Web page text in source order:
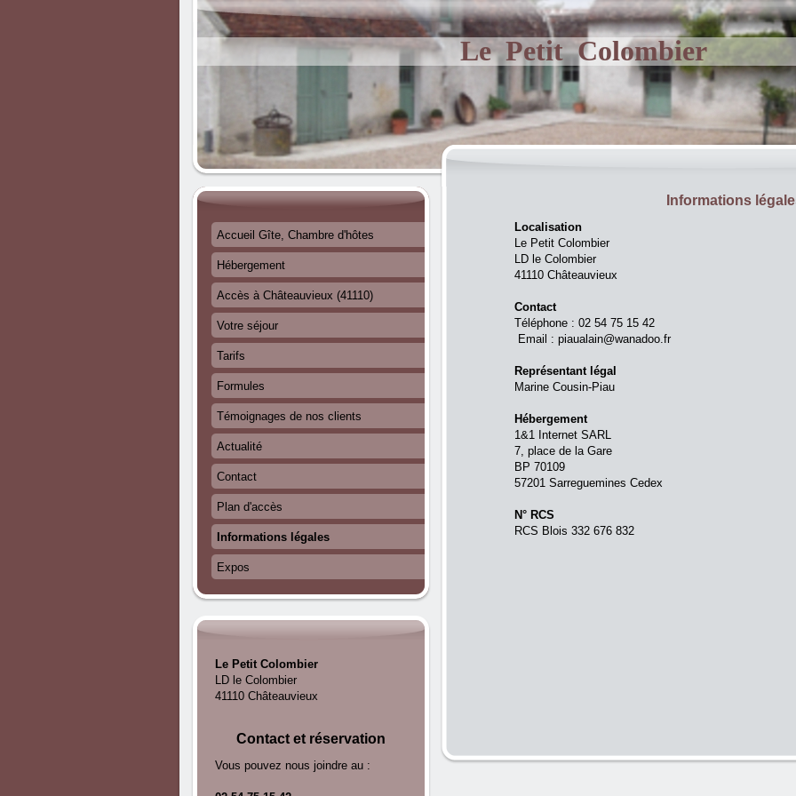
Le Petit Colombier
Informations
Localisation
Le Petit Colombier
LD le Colombier
41110 Châteauvieux
Contact
Téléphone : 02 54 75 15 42
Email : piaualain@wanadoo.fr
Représentant légal
Marine Cousin-Piau
Hébergement
1&1 Internet SARL
7, place de la Gare
BP 70109
57201 Sarreguemines Cedex
N° RCS
RCS Blois 332 676 832
Accueil Gîte, Chambre d'hôtes
Hébergement
Accès à Châteauvieux (41110)
Votre séjour
Tarifs
Formules
Témoignages de nos clients
Actualité
Contact
Plan d'accès
Informations légales
Expos
Le Petit Colombier
LD le Colombier
41110 Châteauvieux
Contact et réservation
Vous pouvez nous joindre au :